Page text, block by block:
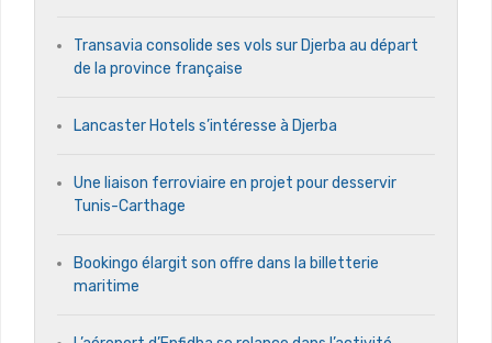
Transavia consolide ses vols sur Djerba au départ
de la province française
Lancaster Hotels s’intéresse à Djerba
Une liaison ferroviaire en projet pour desservir
Tunis-Carthage
Bookingo élargit son offre dans la billetterie
maritime